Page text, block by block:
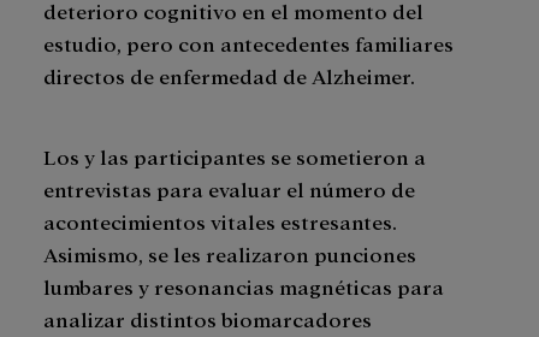
deterioro cognitivo en el momento del
estudio, pero con antecedentes familiares
directos de enfermedad de Alzheimer.
Los y las participantes se sometieron a
entrevistas para evaluar el número de
acontecimientos vitales estresantes.
Asimismo, se les realizaron punciones
lumbares y resonancias magnéticas para
analizar distintos biomarcadores